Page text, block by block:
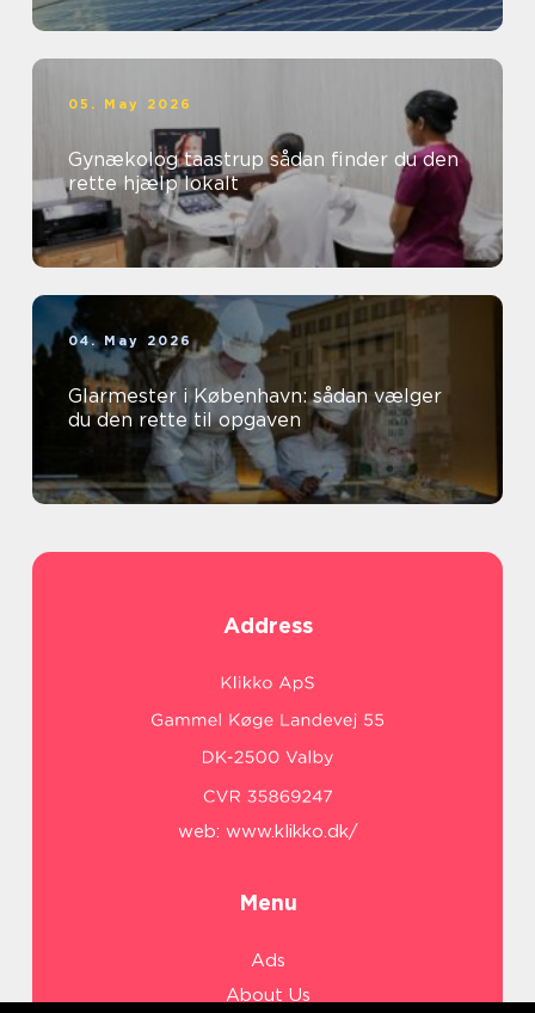
05. May 2026
Gynækolog taastrup sådan finder du den
rette hjælp lokalt
04. May 2026
Glarmester i København: sådan vælger
du den rette til opgaven
Address
web: www.klikko.dk/
Menu
Ads
About Us